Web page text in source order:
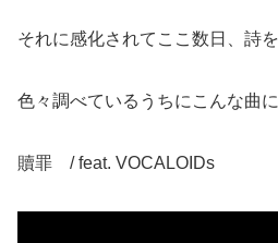
それに感化されてここ数日、詩
色々調べているうちにこんな曲
贖罪 / feat. VOCALOIDs